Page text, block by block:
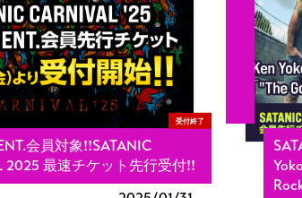
受付終了
会員対象!!SATANIC
2025 最速チケット先行受付!!